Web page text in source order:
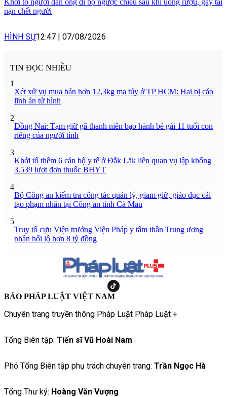
Khởi tố người đàn ông đi bộ ngược chiều sau khi uống rượu, gây tai
nạn chết người
HÌNH SỰ12:47 07/08/2026
TIN ĐỌC NHIỀU
1
Xét xử vụ mua bán hơn 12,3kg ma túy ở TP HCM: Hai bị cáo
lĩnh án tử hình
2
Đồng Nai: Tạm giữ gã thanh niên bạo hành bé gái 11 tuổi con
riêng của người tình
3
Khởi tố thêm 6 cán bộ y tế ở Đắk Lắk liên quan vụ lập khống
3.539 lượt đơn thuốc BHYT
4
Bộ Công an kiểm tra công tác quản lý, giam giữ, giáo dục cải
tạo phạm nhân tại Công an tỉnh Cà Mau
5
Truy tố cựu Viện trưởng Viện Pháp y tâm thần Trung ương
nhận hối lộ hơn 8 tỷ đồng
BÁO PHÁP LUẬT VIỆT NAM
Chuyên trang truyền thông Pháp Luật Pháp Luật +
Tổng Biên tập: Tiến sĩ Vũ Hoài Nam
Phó Tổng Biên tập phụ trách chuyên trang: Trần Ngọc Hà
Tổng Thư ký: Hoàng Văn Vượng